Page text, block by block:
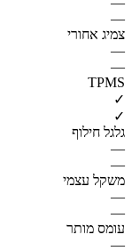
—
צמיג אחורי
—
—
TPMS
✓
✓
גלגל חילוף
—
—
משקל עצמי
—
—
עומס מותר
—